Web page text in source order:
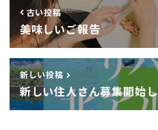
古い投稿
美味しいご報告
新しい投稿
新しい住人さん募集開始